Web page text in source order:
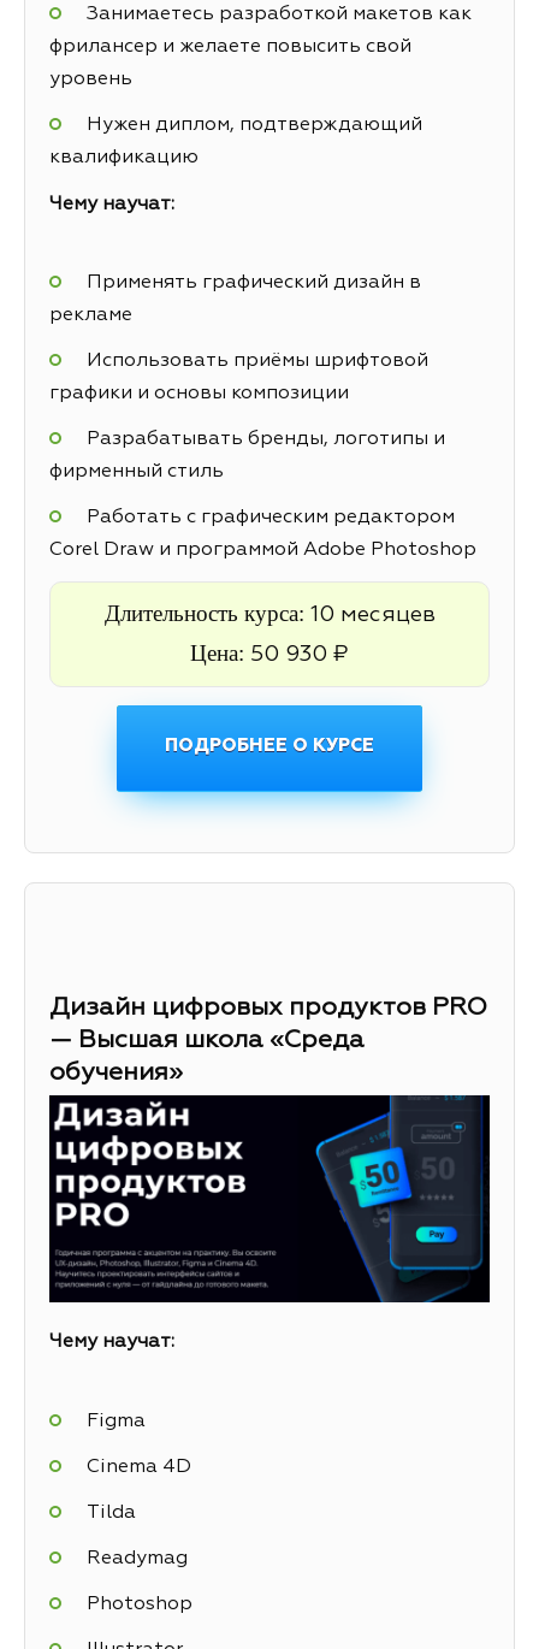
Занимаетесь разработкой макетов как
фрилансер и желаете повысить свой
уровень
Нужен диплом, подтверждающий
квалификацию
Чему научат:
Применять графический дизайн в
рекламе
Использовать приёмы шрифтовой
графики и основы композиции
Разрабатывать бренды, логотипы и
фирменный стиль
Работать с графическим редактором
Corel Draw и программой Adobe Photoshop
Длительность курса: 10 месяцев
Цена: 50 930 ₽
ПОДРОБНЕЕ О КУРСЕ
Дизайн цифровых продуктов PRO
— Высшая школа «Среда
обучения»
Чему научат:
Figma
Cinema 4D
Tilda
Readymag
Photoshop